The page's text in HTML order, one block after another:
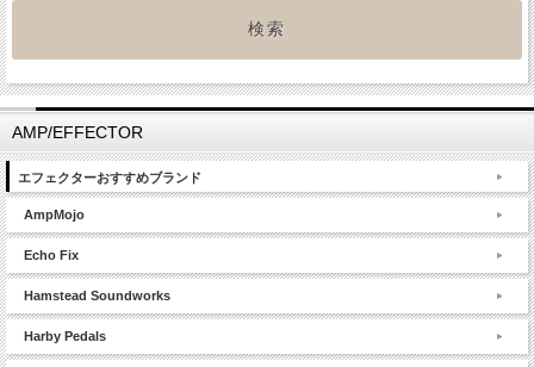
AMP/EFFECTOR
エフェクターおすすめブランド
AmpMojo
Echo Fix
Hamstead Soundworks
Harby Pedals